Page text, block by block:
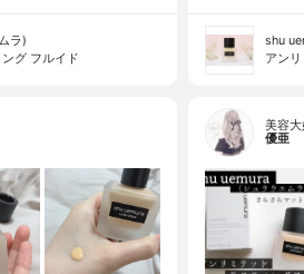
ラ)
グ フルイド
shu
アン
美容
優亜